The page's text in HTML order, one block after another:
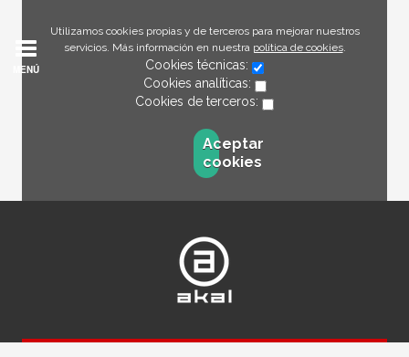
Utilizamos cookies propias y de terceros para mejorar nuestros
servicios. Más información en nuestra política de cookies.
Cookies técnicas:
Cookies analíticas:
Cookies de terceros:
Aceptar
cookies
MENÚ